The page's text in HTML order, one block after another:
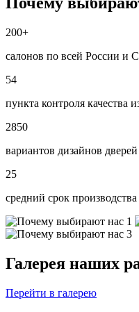
200+
салонов по всей России и
54
пункта контроля качества
2850
вариантов дизайнов дверей
25
средний срок
Галерея наших
Перейти в галерею